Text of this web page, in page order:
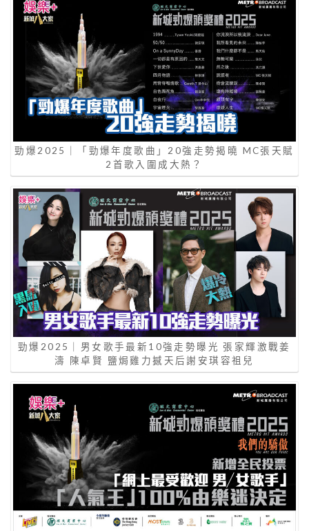
勁爆2025｜「勁爆年度歌曲」20強走勢揭曉 MC張天賦
2首歌入圍成大熱？
勁爆2025｜男女歌手最新10強走勢曝光 張家輝激戰姜
濤 陳卓賢 鹽焗雞力撼天后謝安琪容祖兒